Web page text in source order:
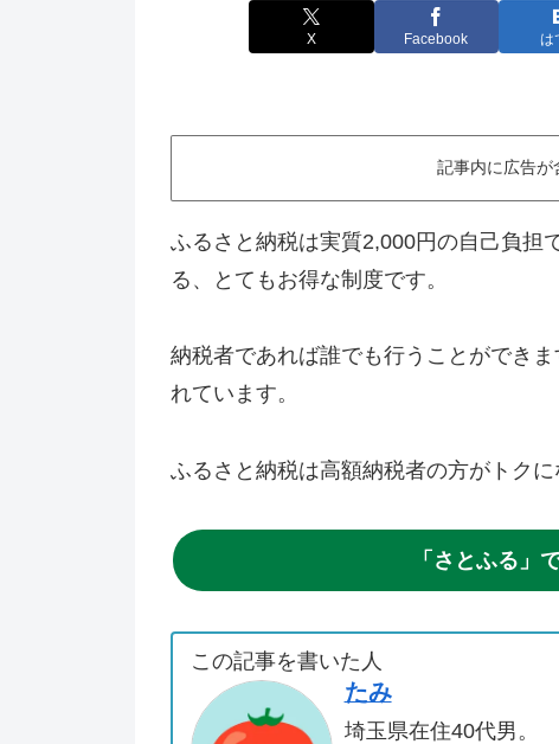
X Facebook は
記事内に広告が
ふるさと納税は実質2,000円の自己負担
る、とてもお得な制度です。
納税者であれば誰でも行うことができ
れています。
ふるさと納税は高額納税者の方がトクに
「さとふる」
この記事を書いた人
たみ
埼玉県在住40代男。